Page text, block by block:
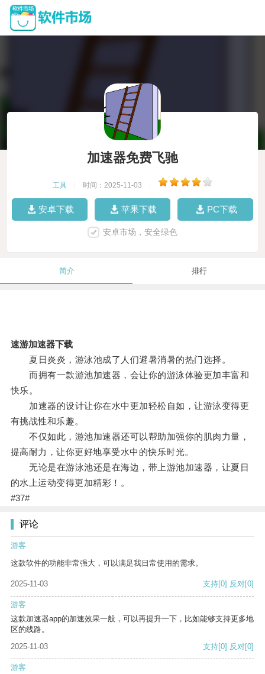
加速器免费飞驰
工具 时间：2025-11-03
安卓下载 苹果下载 PC下载
安卓市场，安全绿色
简介 排行
速游加速器下载
夏日炎炎，游泳池成了人们避暑消暑的热门选择。
而拥有一款游池加速器，会让你的游泳体验更加丰富和
快乐。
加速器的设计让你在水中更加轻松自如，让游泳变得更
有挑战性和乐趣。
不仅如此，游池加速器还可以帮助加强你的肌肉力量，
提高耐力，让你更好地享受水中的快乐时光。
无论是在游泳池还是在海边，带上游池加速器，让夏日
的水上运动变得更加精彩！。
#37#
评论
游客
这款软件的功能非常强大，可以满足我日常使用的需求。
2025-11-03 支持[0] 反对[0]
游客
这款加速器app的加速效果一般，可以再提升一下，比如能够支持更多地
区的线路。
2025-11-03
支持[0] 反对[0]
游客